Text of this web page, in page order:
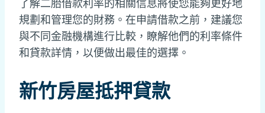
了解二胎借款利率的相關信息將使您能夠更好地
規劃和管理您的財務。在申請借款之前，建議您
與不同金融機構進行比較，瞭解他們的利率條件
和貸款詳情，以便做出最佳的選擇。
新竹房屋抵押貸款